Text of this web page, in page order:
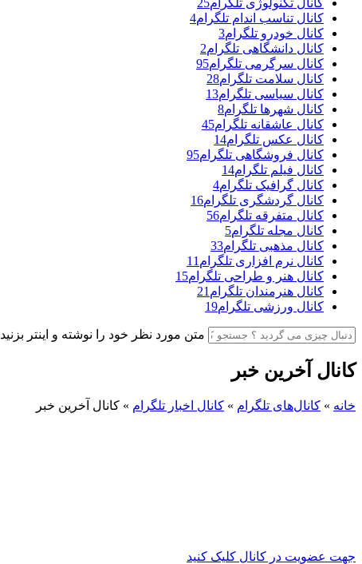
کانال تناسب اندام تلگرام4
کانال خودرو تلگرام3
کانال دانشگاهی تلگرام2
کانال سرگرمی تلگرام95
کانال سلامت تلگرام28
کانال سیاسی تلگرام13
کانال شهرها تلگرام8
کانال عاشقانه تلگرام45
کانال عکس تلگرام14
کانال فروشگاهی تلگرام95
کانال فیلم تلگرام14
کانال گرافیک تلگرام4
کانال گردشگری تلگرام16
کانال متفرقه تلگرام56
کانال مجله تلگرام5
کانال مذهبی تلگرام33
کانال نرم افزاری تلگرام 11
کانال هنر و طراحی تلگرام15
کانال هنرمندان تلگرام 21
کانال ورزشی تلگرام19
متن مورد نظر خود را نوشته و اینتر بزنید
کانال آخرین خبر
خانه » کانال‌های تلگرام » کانال اخبار تلگرام » کانال آخرین خبر
جهت عضویت در کانال کلیک کنید